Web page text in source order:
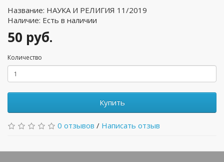
Название: НАУКА И РЕЛИГИЯ 11/2019
Наличие: Есть в наличии
50 руб.
Количество
Купить
0 отзывов / Написать отзыв